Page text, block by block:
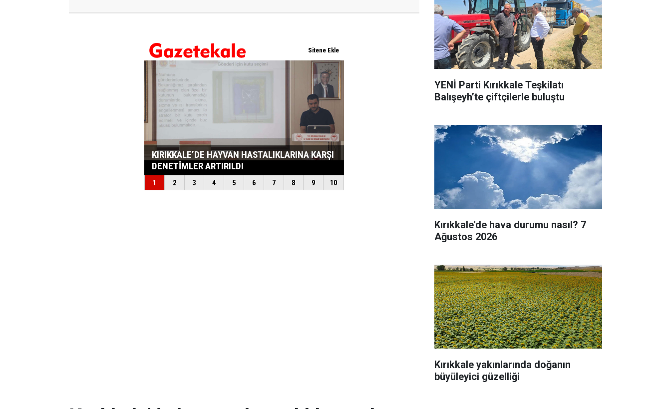
YENİ Parti Kırıkkale Teşkilatı
Balışeyh’te çiftçilerle buluştu
Kırıkkale'de hava durumu nasıl? 7
Ağustos 2026
Kırıkkale yakınlarında doğanın
büyüleyici güzelliği